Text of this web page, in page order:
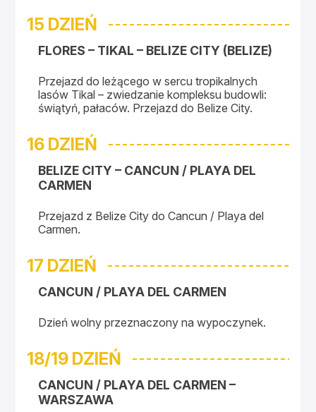
15 DZIEŃ
FLORES – TIKAL – BELIZE CITY (BELIZE)
Przejazd do leżącego w sercu tropikalnych
lasów Tikal – zwiedzanie kompleksu budowli:
świątyń, pałaców. Przejazd do Belize City.
16 DZIEŃ
BELIZE CITY – CANCUN / PLAYA DEL
CARMEN
Przejazd z Belize City do Cancun / Playa del
Carmen.
17 DZIEŃ
CANCUN / PLAYA DEL CARMEN
Dzień wolny przeznaczony na wypoczynek.
18/19 DZIEŃ
CANCUN / PLAYA DEL CARMEN –
WARSZAWA